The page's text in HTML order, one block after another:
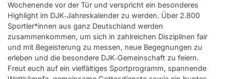
Wochenende vor der Tür und verspricht ein besonderes
Highlight im DJK‑Jahreskalender zu werden. Über 2.800
Sportler*innen aus ganz Deutschland werden
zusammenkommen, um sich in zahlreichen Disziplinen fair
und mit Begeisterung zu messen, neue Begegnungen zu
erleben und die besondere DJK‑Gemeinschaft zu feiern.
Freut euch auf ein vielfältiges Sportprogramm, spannende